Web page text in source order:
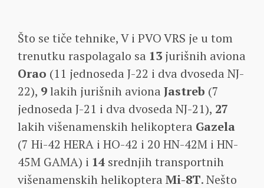
Što se tiče tehnike, V i PVO VRS je u tom
trenutku raspolagalo sa 13 jurišnih aviona
Orao (11 jednoseda J-22 i dva dvoseda NJ-
22), 9lakih jurišnih aviona Jastreb (7
jednoseda J-21 i dva dvoseda NJ-21), 27
lakih višenamenskih helikoptera Gazela
(7 Hi-42 HERA i HO-42 i 20 HN-42M i HN-
45M GAMA) i 14 srednjih transportnih
višenamenskih helikoptera Mi-8T. Nešto